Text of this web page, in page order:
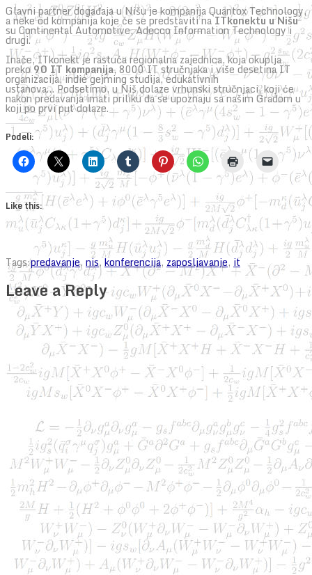
Glavni partner događaja u Nišu je kompanija Quantox Technology,
a neke od kompanija koje će se predstaviti naITkonektu u Nišu
su Continental Automotive, Adecco Information Technology i
drugi.
Inače, ITkonekt je rastuća regionalna zajednica, koja okuplja
preko90 IT kompanija, 8000 IT stručnjaka i više desetina IT
organizacija, indie gejming studija, edukativnih
ustanova… Podsetimo, u Niš dolaze vrhunski stručnjaci, koji će
nakon predavanja imati priliku da se upoznaju sa našim Gradom u
koji po prvi put dolaze.
Podeli:
Like this:
Tags:predavanje, nis,konferencija, zaposljavanje, it
Leave a Reply